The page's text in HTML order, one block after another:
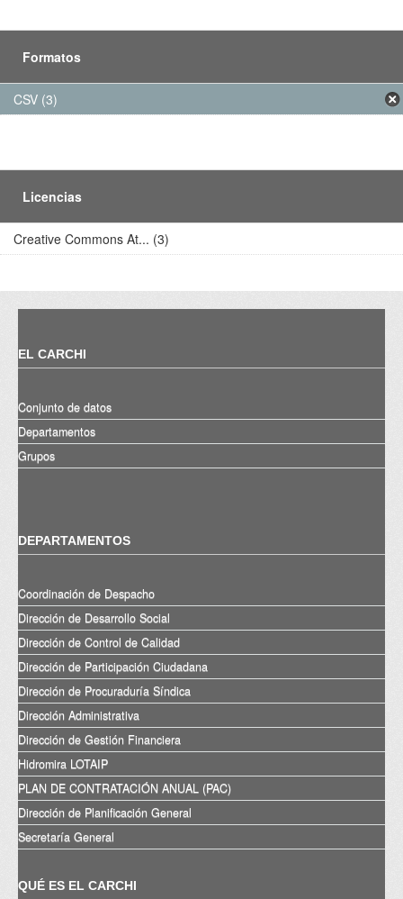
Formatos
CSV (3)
Licencias
Creative Commons At... (3)
EL CARCHI
Conjunto de datos
Departamentos
Grupos
DEPARTAMENTOS
Coordinación de Despacho
Dirección de Desarrollo Social
Dirección de Control de Calidad
Dirección de Participación Ciudadana
Dirección de Procuraduría Síndica
Dirección Administrativa
Dirección de Gestión Financiera
Hidromira LOTAIP
PLAN DE CONTRATACIÓN ANUAL (PAC)
Dirección de Planificación General
Secretaría General
QUÉ ES EL CARCHI